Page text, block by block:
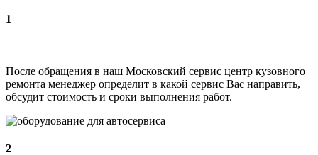
1
После обращения в наш Московский сервис центр кузовного
ремонта менеджер определит в какой сервис Вас направить,
обсудит стоимость и сроки выполнения работ.
2